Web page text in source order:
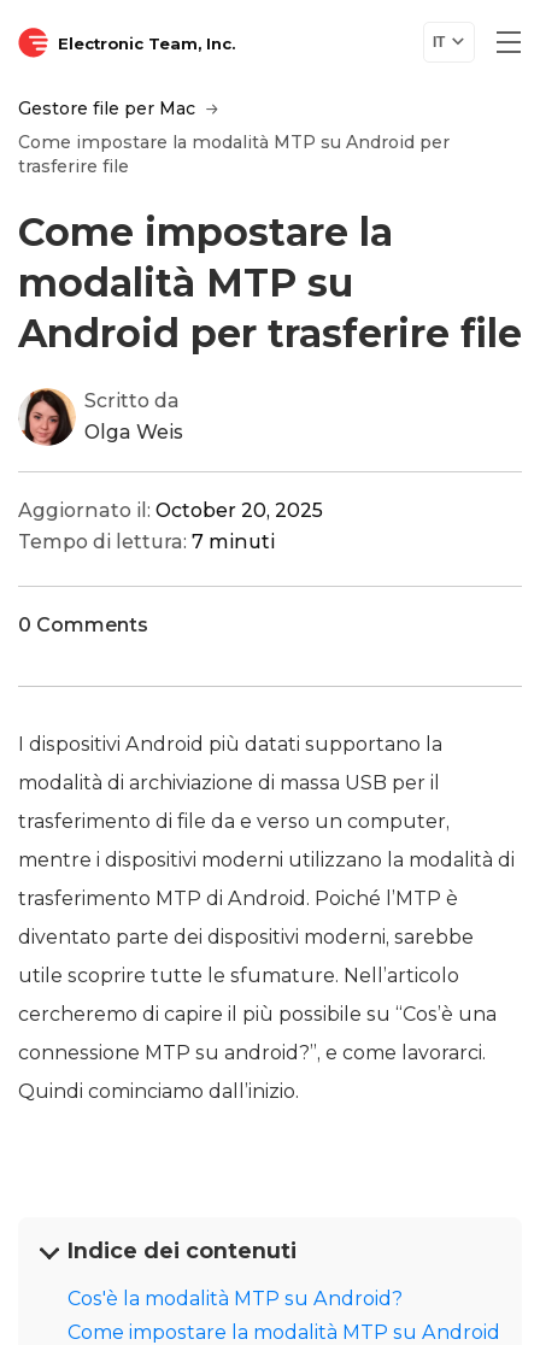
Electronic Team, Inc. IT
Gestore file per Mac
Come impostare la modalità MTP su Android per
trasferire file
Come impostare la
modalità MTP su
Android per trasferire file
Scritto da
Olga Weis
Aggiornato il: October 20, 2025
Tempo di lettura: 7 minuti
0 Comments
I dispositivi Android più datati supportano la
modalità di archiviazione di massa USB per il
trasferimento di file da e verso un computer,
mentre i dispositivi moderni utilizzano la modalità di
trasferimento MTP di Android. Poiché l’MTP è
diventato parte dei dispositivi moderni, sarebbe
utile scoprire tutte le sfumature. Nell’articolo
cercheremo di capire il più possibile su “Cos’è una
connessione MTP su android?”, e come lavorarci.
Quindi cominciamo dall’inizio.
Indice dei contenuti
Cos'è la modalità MTP su Android?
Come impostare la modalità MTP su Android